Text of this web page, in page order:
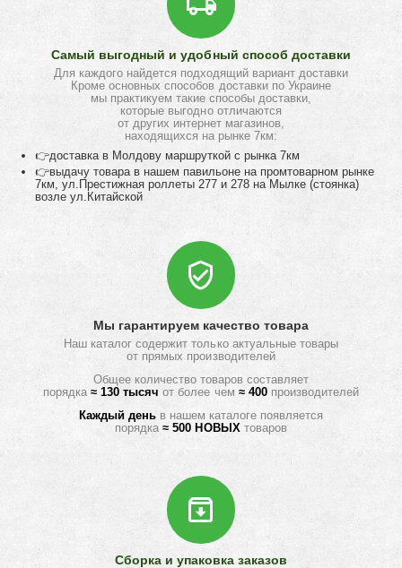
Самый выгодный и удобный способ доставки
Для каждого найдется подходящий вариант доставки
Кроме основных способов доставки по Украине
мы практикуем такие способы доставки,
которые выгодно отличаются
от других интернет магазинов,
находящихся на рынке 7км:
👉доставка в Молдову маршруткой с рынка 7км
👉выдачу товара в нашем павильоне на промтоварном рынке
7км, ул.Престижная роллеты 277 и 278 на Мылке (стоянка)
возле ул.Китайской
Мы гарантируем качество товара
Наш каталог содержит только актуальные товары
от прямых производителей
Общее количество товаров составляет
порядка≈ 130 тысяч от более чем ≈ 400 производителей
Каждый деньв нашем каталоге появляется
порядка≈ 500 НОВЫХ товаров
Сборка и упаковка заказов